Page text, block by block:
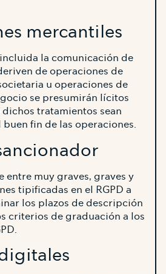
mercantiles
la comunicación de
de operaciones de
u operaciones de
se presumirán lícitos
tratamientos sean
buen fin de las operaciones.
entre muy graves, graves y
tipificadas en el RGPD a
los plazos de descripción
criterios de graduación a los